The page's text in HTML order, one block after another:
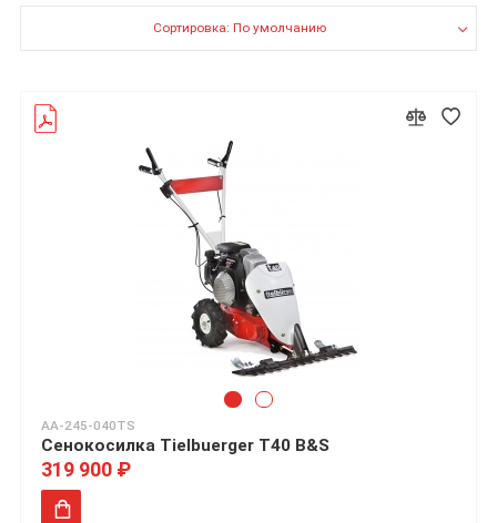
Сортировка: По умолчанию
AA-245-040TS
Сенокосилка Tielbuerger T40 B&S
319 900 ₽